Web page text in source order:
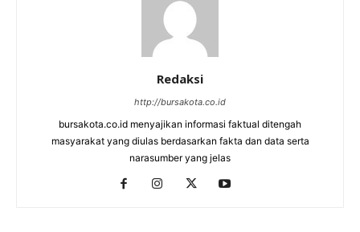
Redaksi
http://bursakota.co.id
bursakota.co.id menyajikan informasi faktual ditengah
masyarakat yang diulas berdasarkan fakta dan data serta
narasumber yang jelas